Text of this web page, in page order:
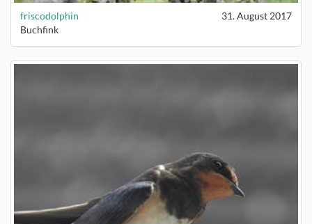
friscodolphin
31. August 2017
Buchfink